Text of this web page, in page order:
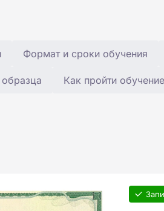
Формат и сроки обучения
Как пройти обучение